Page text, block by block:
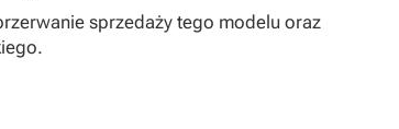
sprzedaży tego modelu oraz